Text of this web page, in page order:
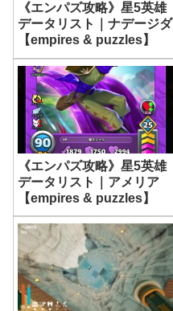
《エンパズ攻略》星5英雄
データリスト｜ナデージダ
【empires & puzzles】
《エンパズ攻略》星5英雄
データリスト｜アメリア
【empires & puzzles】